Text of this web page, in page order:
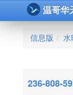
温哥华
信息版 / 水
236-808-